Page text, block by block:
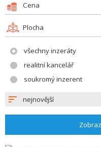
Cena
Plocha
všechny inzeráty
realitní kancelář
soukromý inzerent
nejnovější